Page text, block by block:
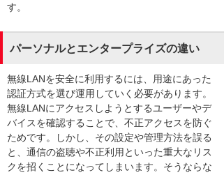
す。
パーソナルとエンタープライズの違い
無線LANを安全に利用するには、用途にあった
認証方式を選び運用していく必要があります。
無線LANにアクセスしようとするユーザーやデ
バイスを確認することで、不正アクセスを防ぐ
ためです。しかし、その設定や管理方法を誤る
と、通信の盗聴や不正利用といった重大なリス
クを招くことになってしまいます。そうならな